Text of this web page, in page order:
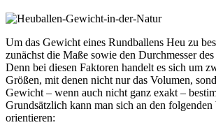
Um das Gewicht eines Rundballens Heu zu
zunächst die Maße sowie den Durchmesser
Denn bei diesen Faktoren handelt es sich um
Größen, mit denen nicht nur das Volumen,
Gewicht – wenn auch nicht ganz exakt –
Grundsätzlich kann man sich an den folgenden
orientieren: